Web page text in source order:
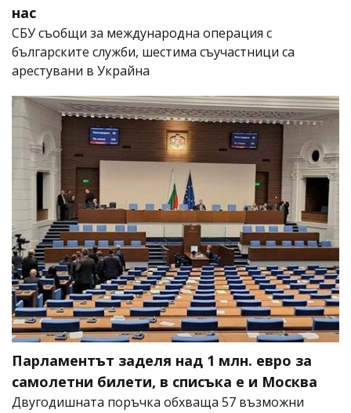
нас
СБУ съобщи за международна операция с
българските служби, шестима съучастници са
арестувани в Украйна
Парламентът заделя над 1 млн. евро за
самолетни билети, в списъка е и Москва
Двугодишната поръчка обхваща 57 възможни